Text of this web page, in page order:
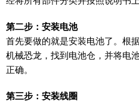
第二步：安装电池
首先要做的就是安装电池了。根
机械恐龙，找到电池仓，并将电
正确。
第三步：安装线圈